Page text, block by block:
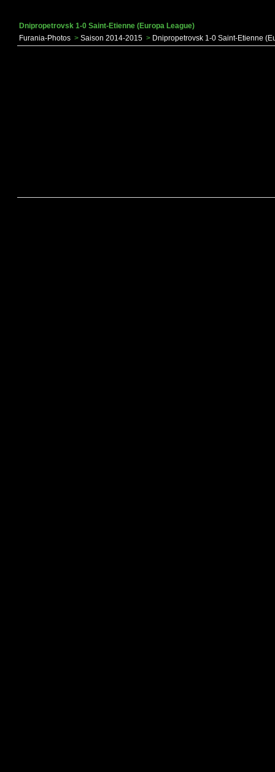
Dnipropetrovsk 1-0 Saint-Etienne (Europa League)
Furania-Photos > Saison 2014-2015 > Dnipropetrovsk 1-0 Saint-Etienne